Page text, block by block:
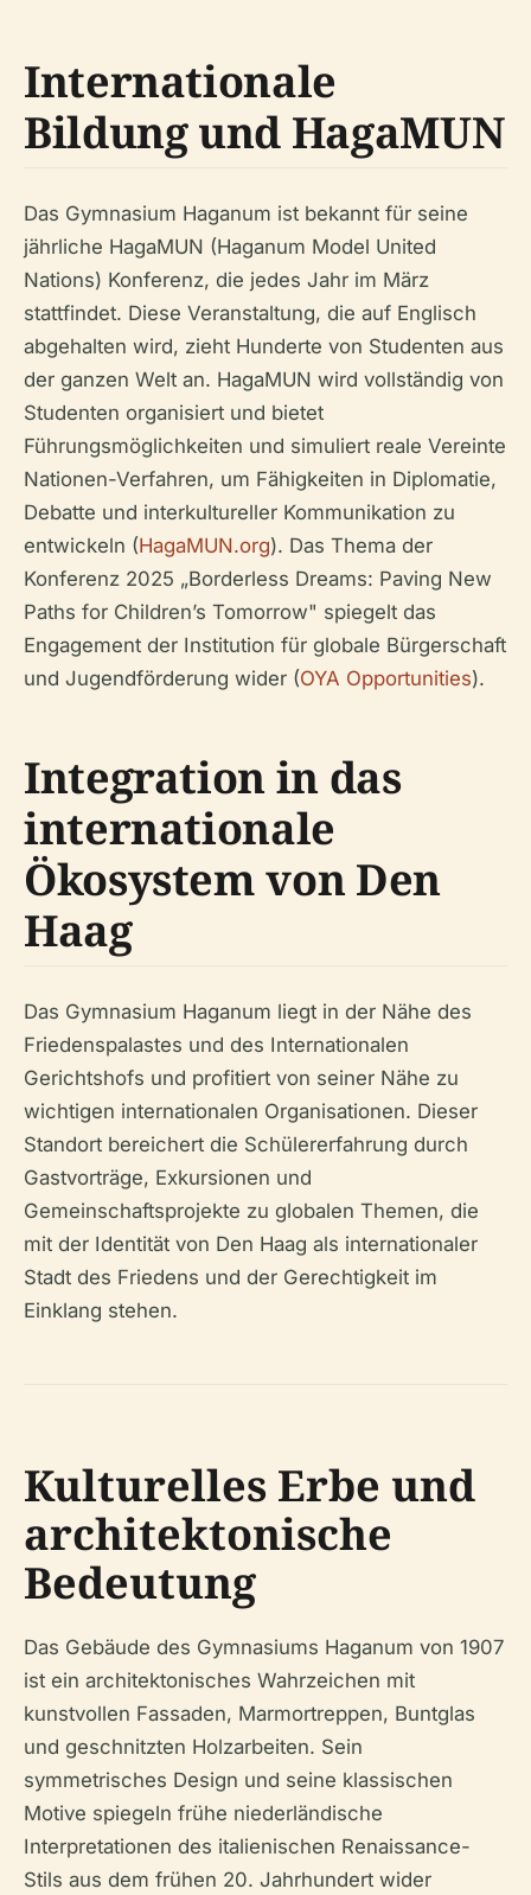
Internationale
Bildung und HagaMUN
Das Gymnasium Haganum ist bekannt für seine
jährliche HagaMUN (Haganum Model United
Nations) Konferenz, die jedes Jahr im März
stattfindet. Diese Veranstaltung, die auf Englisch
abgehalten wird, zieht Hunderte von Studenten aus
der ganzen Welt an. HagaMUN wird vollständig von
Studenten organisiert und bietet
Führungsmöglichkeiten und simuliert reale Vereinte
Nationen-Verfahren, um Fähigkeiten in Diplomatie,
Debatte und interkultureller Kommunikation zu
entwickeln (HagaMUN.org). Das Thema der
Konferenz 2025 „Borderless Dreams: Paving New
Paths for Children’s Tomorrow" spiegelt das
Engagement der Institution für globale Bürgerschaft
und Jugendförderung wider (OYA Opportunities).
Integration in das
internationale
Ökosystem von Den
Haag
Das Gymnasium Haganum liegt in der Nähe des
Friedenspalastes und des Internationalen
Gerichtshofs und profitiert von seiner Nähe zu
wichtigen internationalen Organisationen. Dieser
Standort bereichert die Schülererfahrung durch
Gastvorträge, Exkursionen und
Gemeinschaftsprojekte zu globalen Themen, die
mit der Identität von Den Haag als internationaler
Stadt des Friedens und der Gerechtigkeit im
Einklang stehen.
Kulturelles Erbe und
architektonische
Bedeutung
Das Gebäude des Gymnasiums Haganum von 1907
ist ein architektonisches Wahrzeichen mit
kunstvollen Fassaden, Marmortreppen, Buntglas
und geschnitzten Holzarbeiten. Sein
symmetrisches Design und seine klassischen
Motive spiegeln frühe niederländische
Interpretationen des italienischen Renaissance-
Stils aus dem frühen 20. Jahrhundert wider